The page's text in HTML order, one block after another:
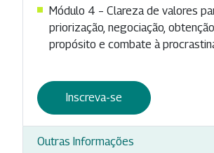
Módulo 4 – Clareza de valores
priorização, negociação,
propósito e combate à
Inscreva-se
Outras Informações